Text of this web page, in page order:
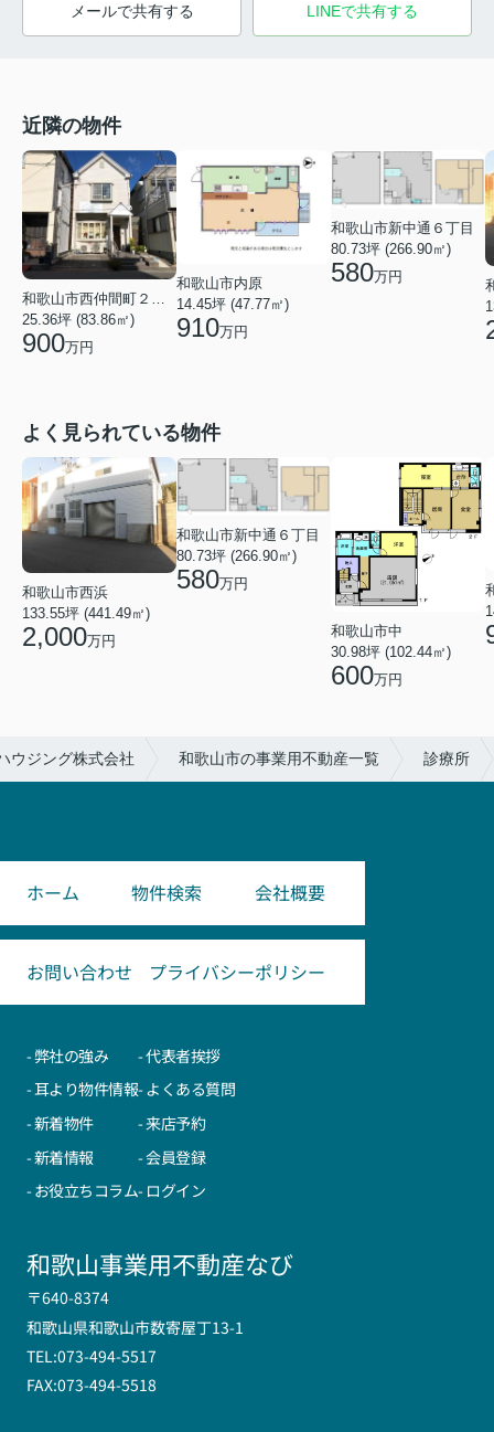
メールで共有する LINEで共有する
近隣の物件
25.36坪 (83.86㎡)
900万円
和歌山市内原
14.45坪 (47.77㎡)
910万円
和歌山市新中通６丁目
80.73坪 (266.90㎡)
580万円
よく見られている物件
和歌山市西浜
133.55坪 (441.49㎡)
2,000万円
和歌山市新中通６丁目
80.73坪 (266.90㎡)
580万円
和歌山市中
30.98坪 (102.44㎡)
600万円
ウジング株式会社 和歌山市の事業用不動産一覧 診療所
ホーム 物件検索 会社概要
お問い合わせ プライバシーポリシー
- 弊社の強み
- 耳より物件情報
- 新着物件
- 新着情報
- お役立ちコラム
- 代表者挨拶
- よくある質問
- 来店予約
- 会員登録
- ログイン
和歌山事業用不動産なび
〒640-8374
和歌山県和歌山市数寄屋丁13-1
TEL:073-494-5517
FAX:073-494-5518